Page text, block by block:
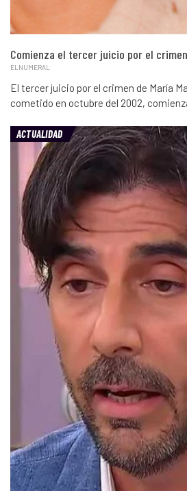
Comienza el tercer juicio por el
ELNUMERAL
El tercer juicio por el crimen de María
cometido en octubre del 2002,
ACTUALIDAD